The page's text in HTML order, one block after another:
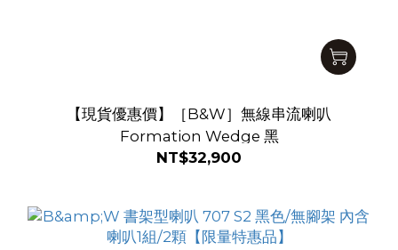
【現貨優惠價】［B&W］無線串流喇叭
Formation Wedge 黑
NT$32,900